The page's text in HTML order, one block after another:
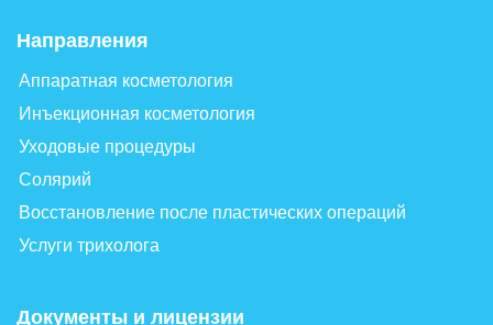
Направления
Аппаратная косметология
Инъекционная косметология
Уходовые процедуры
Солярий
Восстановление после пластических операций
Услуги трихолога
Документы и лицензии